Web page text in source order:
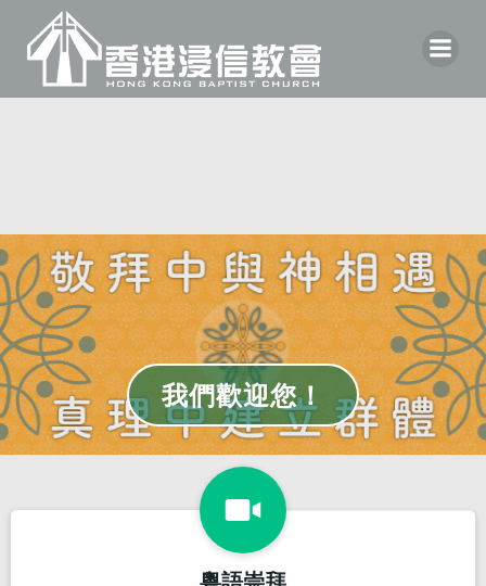
content
我們歡迎您！
粵語崇拜